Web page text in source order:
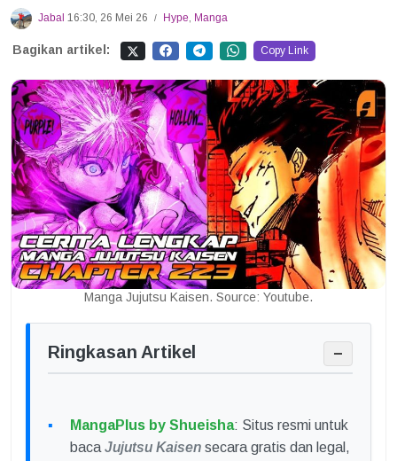
Jabal 16:30, 26 Mei 26 / Hype, Manga
Bagikan artikel: Copy Link
Manga Jujutsu Kaisen. Source: Youtube.
Ringkasan Artikel −
MangaPlus by Shueisha: Situs resmi untuk
baca Jujutsu Kaisen secara gratis dan legal,